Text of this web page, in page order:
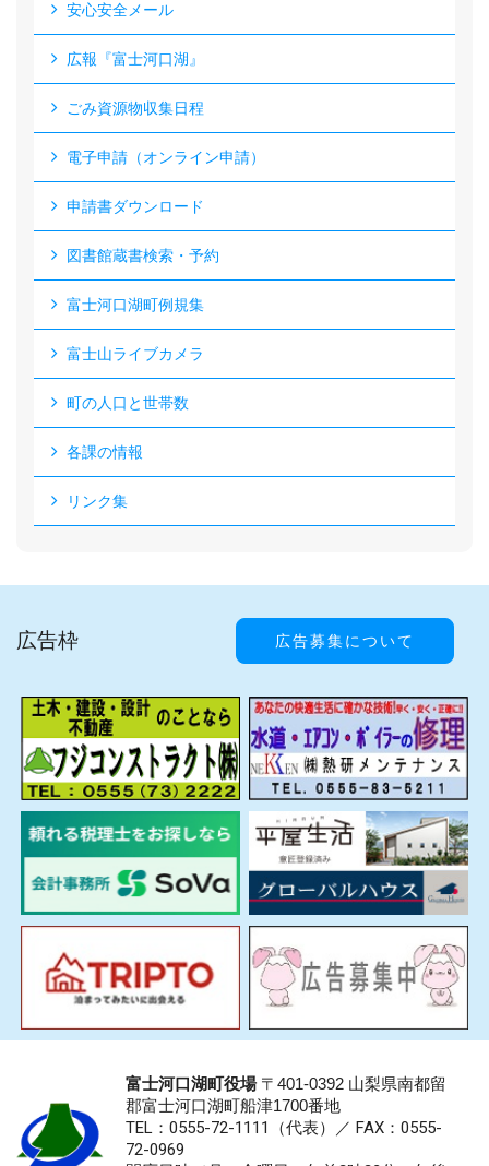
安心安全メール
広報『富士河口湖』
ごみ資源物収集日程
電子申請（オンライン申請）
申請書ダウンロード
図書館蔵書検索・予約
富士河口湖町例規集
富士山ライブカメラ
町の人口と世帯数
各課の情報
リンク集
広告枠 広告募集について
富士河口湖町役場〒401-0392 山梨県南都留
郡富士河口湖町船津1700番地
TEL：0555-72-1111 （代表）／ FAX：0555-
72-0969